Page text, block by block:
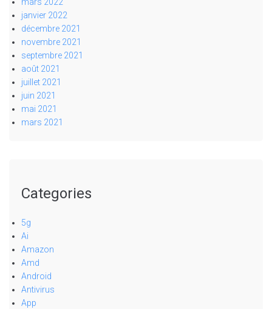
mars 2022
janvier 2022
décembre 2021
novembre 2021
septembre 2021
août 2021
juillet 2021
juin 2021
mai 2021
mars 2021
Categories
5g
Ai
Amazon
Amd
Android
Antivirus
App